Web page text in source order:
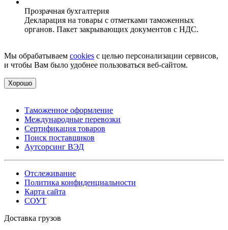
Прозрачная бухгалтерия
Декларация на товары с отметками таможенных
органов. Пакет закрывающих документов с НДС.
Мы обрабатываем cookies с целью персонализации сервисов,
и чтобы Вам было удобнее пользоваться веб-сайтом.
Хорошо
Таможенное оформление
Международные перевозки
Сертификация товаров
Поиск поставщиков
Аутсорсинг ВЭД
Отслеживание
Политика конфиденциальности
Карта сайта
СОУТ
Доставка грузов